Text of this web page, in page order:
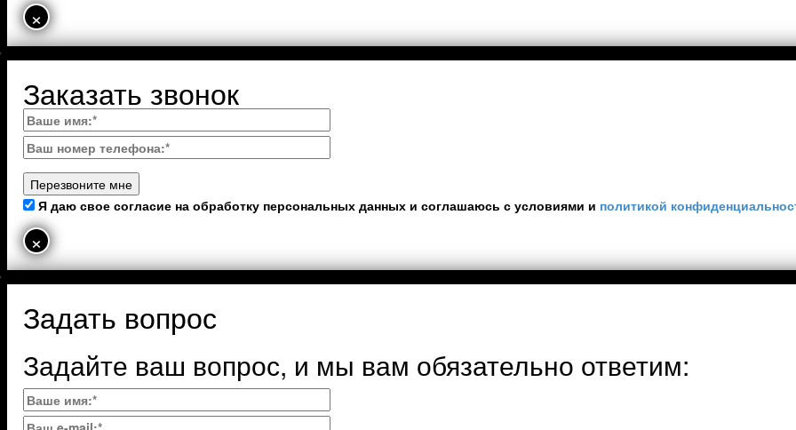
×
Заказать звонок
Я даю свое согласие на обработку персональных данных и соглашаюсь с условиями и политикой
×
Задать вопрос
Задайте ваш вопрос, и мы вам обязательно ответим: